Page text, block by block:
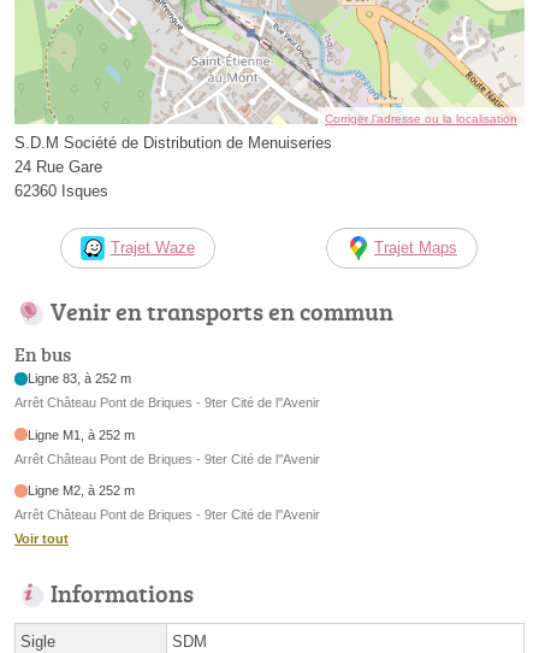
Corriger l’adresse ou la localisation
S.D.M Société de Distribution de Menuiseries
24 Rue Gare
62360 Isques
Trajet Waze Trajet Maps
Venir en transports en commun
En bus
Ligne 83, à 252 m
Arrêt Château Pont de Briques - 9ter Cité de l''Avenir
Ligne M1, à 252 m
Arrêt Château Pont de Briques - 9ter Cité de l''Avenir
Ligne M2, à 252 m
Arrêt Château Pont de Briques - 9ter Cité de l''Avenir
Voir tout
Informations
Sigle SDM